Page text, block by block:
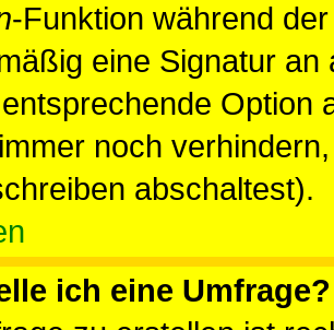
-Funktion während
eine Signatur
Option
noch
abschaltest).
ich eine Umfrage?